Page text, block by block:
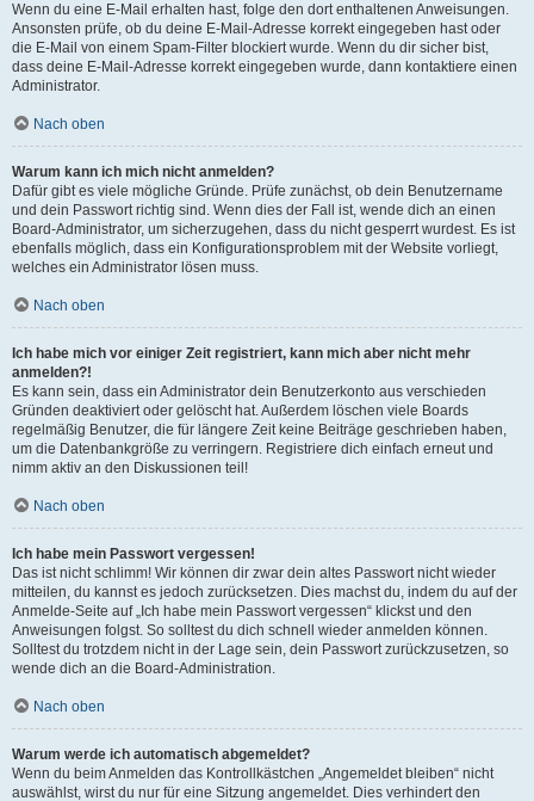
Wenn du eine E-Mail erhalten hast, folge den dort enthaltenen Anweisungen.
Ansonsten prüfe, ob du deine E-Mail-Adresse korrekt eingegeben hast oder
die E-Mail von einem Spam-Filter blockiert wurde. Wenn du dir sicher bist,
dass deine E-Mail-Adresse korrekt eingegeben wurde, dann kontaktiere einen
Administrator.
Nach oben
Warum kann ich mich nicht anmelden?
Dafür gibt es viele mögliche Gründe. Prüfe zunächst, ob dein Benutzername
und dein Passwort richtig sind. Wenn dies der Fall ist, wende dich an einen
Board-Administrator, um sicherzugehen, dass du nicht gesperrt wurdest. Es ist
ebenfalls möglich, dass ein Konfigurationsproblem mit der Website vorliegt,
welches ein Administrator lösen muss.
Nach oben
Ich habe mich vor einiger Zeit registriert, kann mich aber nicht mehr
anmelden?!
Es kann sein, dass ein Administrator dein Benutzerkonto aus verschieden
Gründen deaktiviert oder gelöscht hat. Außerdem löschen viele Boards
regelmäßig Benutzer, die für längere Zeit keine Beiträge geschrieben haben,
um die Datenbankgröße zu verringern. Registriere dich einfach erneut und
nimm aktiv an den Diskussionen teil!
Nach oben
Ich habe mein Passwort vergessen!
Das ist nicht schlimm! Wir können dir zwar dein altes Passwort nicht wieder
mitteilen, du kannst es jedoch zurücksetzen. Dies machst du, indem du auf der
Anmelde-Seite auf „Ich habe mein Passwort vergessen“ klickst und den
Anweisungen folgst. So solltest du dich schnell wieder anmelden können.
Solltest du trotzdem nicht in der Lage sein, dein Passwort zurückzusetzen, so
wende dich an die Board-Administration.
Nach oben
Warum werde ich automatisch abgemeldet?
Wenn du beim Anmelden das Kontrollkästchen „Angemeldet bleiben“ nicht
auswählst, wirst du nur für eine Sitzung angemeldet. Dies verhindert den